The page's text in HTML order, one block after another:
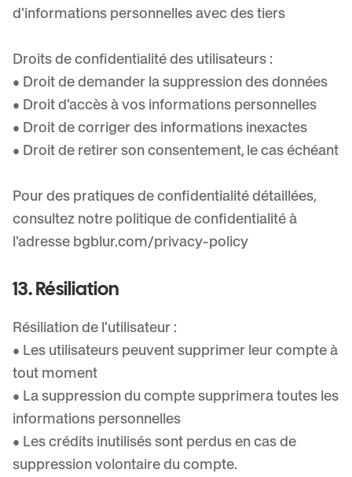
d'informations personnelles avec des tiers
Droits de confidentialité des utilisateurs :
• Droit de demander la suppression des données
• Droit d'accès à vos informations personnelles
• Droit de corriger des informations inexactes
• Droit de retirer son consentement, le cas échéant
Pour des pratiques de confidentialité détaillées,
consultez notre politique de confidentialité à
l'adresse bgblur.com/privacy-policy
13. Résiliation
Résiliation de l'utilisateur :
• Les utilisateurs peuvent supprimer leur compte à
tout moment
• La suppression du compte supprimera toutes les
informations personnelles
• Les crédits inutilisés sont perdus en cas de
suppression volontaire du compte.